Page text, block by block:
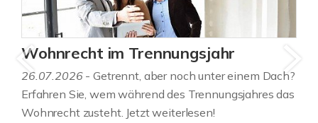
Wohnrecht im Trennungsjahr
26.07.2026- Getrennt, aber noch unter einem Dach?
Erfahren Sie, wem während des Trennungsjahres das
Wohnrecht zusteht. Jetzt weiterlesen!